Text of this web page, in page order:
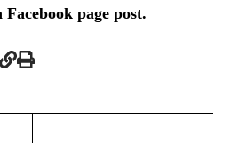
Facebook page post.